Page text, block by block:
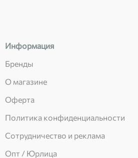
Информация
Бренды
О магазине
Оферта
Политика конфиденциальности
Сотрудничество и реклама
Опт / Юрлица